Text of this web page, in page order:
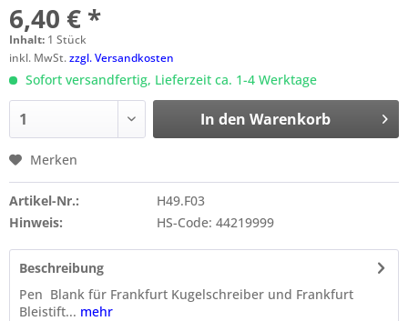
6,40 € *
Inhalt: 1 Stück
inkl. MwSt.zzgl. Versandkosten
Sofort versandfertig, Lieferzeit ca. 1-4 Werktage
In den Warenkorb
Merken
Artikel-Nr.:
H49.F03
Hinweis:
HS-Code: 44219999
Beschreibung
Pen Blank für Frankfurt Kugelschreiber und Frankfurt
Bleistift... mehr